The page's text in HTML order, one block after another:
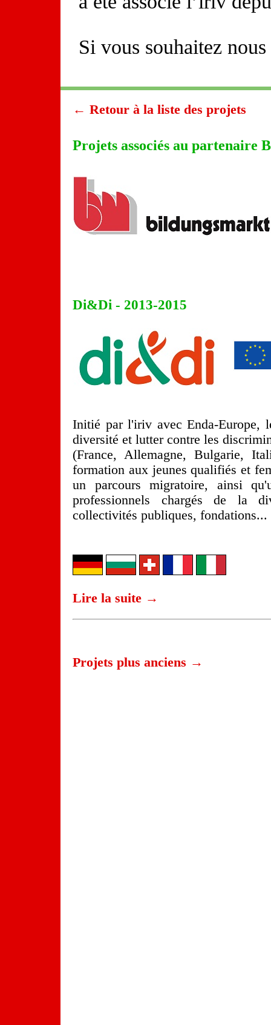
Si vous souhaitez
← Retour à la liste des projets
Projets associés au partenaire
Di&Di - 2013-2015
Initié par l'iriv avec Enda-
diversité et lutter contre les
(France, Allemagne, Bulgarie,
formation aux jeunes qualifiés et
un parcours migratoire, ainsi
professionnels chargés de la
collectivités publiques, fondations...
Lire la suite →
Projets plus anciens →